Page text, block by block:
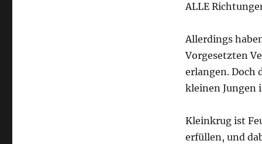
ALLE
Allerdings
Vorgesetzten
erlangen. Doch
kleinen Jungen
Kleinkrug ist
erfüllen, und